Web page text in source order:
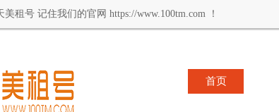
租号 记住我们的官网 https://www.100tm.com ！
首页